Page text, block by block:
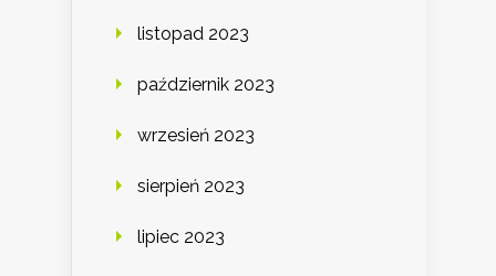
listopad 2023
październik 2023
wrzesień 2023
sierpień 2023
lipiec 2023